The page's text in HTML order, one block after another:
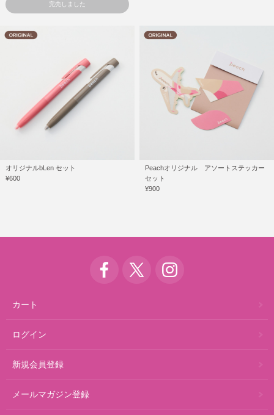
完売しました
オリジナルbLen セット
¥600
Peachオリジナル アソートステッカー
セット
¥900
カート
ログイン
新規会員登録
メールマガジン登録